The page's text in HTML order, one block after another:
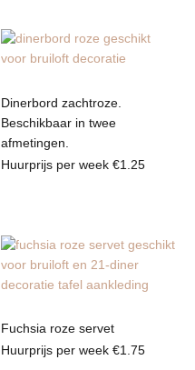
Dinerbord zachtroze.
Beschikbaar in twee
afmetingen.
Huurprijs per week €1.25
Fuchsia roze servet
Huurprijs per week €1.75